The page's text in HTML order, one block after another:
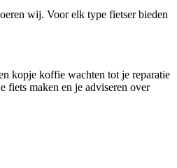
wij. Voor elk type fietser bieden
kopje koffie wachten tot je reparatie
fiets maken en je adviseren over